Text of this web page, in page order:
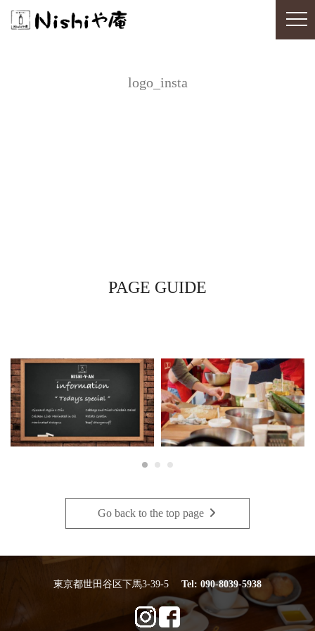
logo_insta
PAGE GUIDE
Go back to the top page
東京都世田谷区下馬3-39-5 Tel: 090-8039-5938